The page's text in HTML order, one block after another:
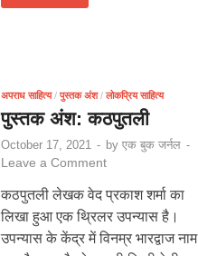
अपराध साहित्य/ पुस्तक अंश/ लोकप्रिय साहित्य
पुस्तक अंश: कठपुतली
October 17, 2021 - by एक बुक जर्नल -
Leave a Comment
कठपुतली लेखक वेद प्रकाश शर्मा का
लिखा हुआ एक थ्रिलर उपन्यास है।
उपन्यास के केंद्र में विनम्र भारद्वाज नाम